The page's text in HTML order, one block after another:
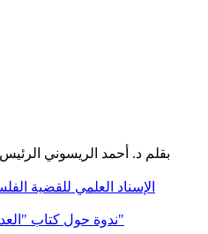
الإسناد العلمي للقضية
ندوة حول كتاب "العدالة الاجتماعية في الإسلام"